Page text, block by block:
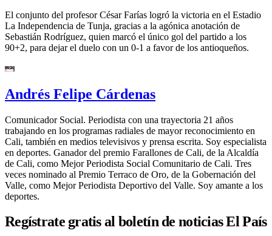
El conjunto del profesor César Farías logró la victoria en el Estadio
La Independencia de Tunja, gracias a la agónica anotación de
Sebastián Rodríguez, quien marcó el único gol del partido a los
90+2, para dejar el duelo con un 0-1 a favor de los antioqueños.
Andrés Felipe Cárdenas
Comunicador Social. Periodista con una trayectoria 21 años
trabajando en los programas radiales de mayor reconocimiento en
Cali, también en medios televisivos y prensa escrita. Soy especialista
en deportes. Ganador del premio Farallones de Cali, de la Alcaldía
de Cali, como Mejor Periodista Social Comunitario de Cali. Tres
veces nominado al Premio Terraco de Oro, de la Gobernación del
Valle, como Mejor Periodista Deportivo del Valle. Soy amante a los
deportes.
Regístrate gratis al boletín de noticias El País